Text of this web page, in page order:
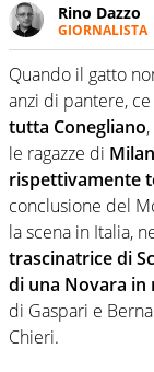
Rino Dazzo
GIORNALISTA
Se mai ci
una nicchia
una svista
curve
Quando il gatto
anzi di pantere,
tutta Conegliano
le ragazze di
rispettivamente
conclusione del
la scena in Italia,
trascinatrice di
di una Novara in
di Gaspari e
Chieri.